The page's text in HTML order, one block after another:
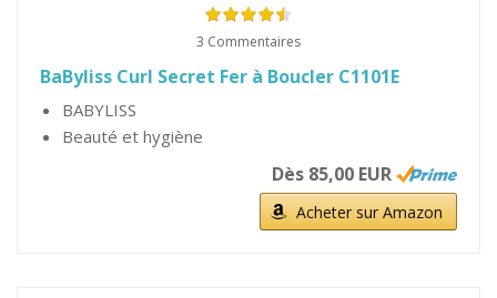
3 Commentaires
BaByliss Curl Secret Fer à Boucler C1101E
BABYLISS
Beauté et hygiène
Dès 85,00 EUR
Acheter sur Amazon